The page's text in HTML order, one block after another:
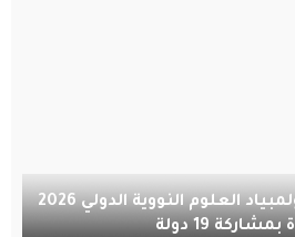
المملكة تستضيف أولمبياد العلوم النووية الدولي 2026
19 دولة